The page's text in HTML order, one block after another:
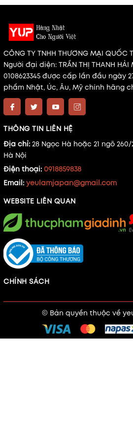
CÔNG TY TNHH THƯƠNG MẠI QUỐC
Người đại diện: TRẦN THỊ THANH HẢI
0108623345 được cấp lần đầu ngày
phẩm Nhật, Úc, Âu, Mỹ chính hãng
THÔNG TIN LIÊN HỆ
Địa chỉ: 28 Ngọc Hà hoặc 21 ngõ
Hà Nội
Điện thoại: 0918859838
Email: yeulamjapan@gmail.com
WEBSITE LIÊN QUAN
CHÍNH SÁCH
© Bản quyền thuộc về